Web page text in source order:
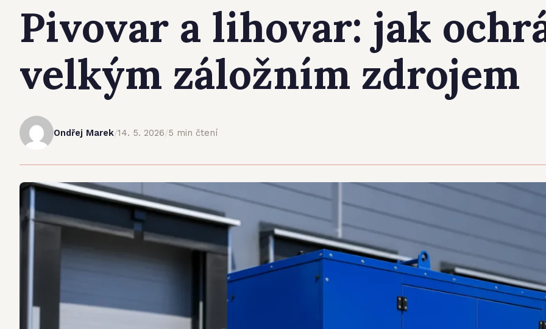
Pivovar a lihovar: jak
velkým záložním zdrojem
Ondřej Marek/14. 5. 2026/5 min čtení